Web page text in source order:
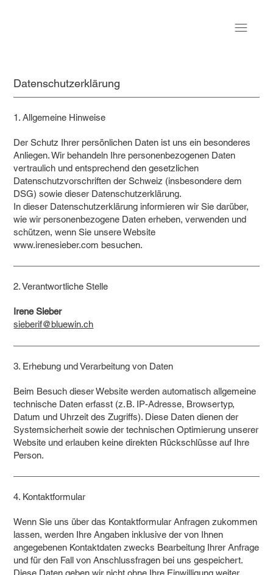
Datenschutzerklärung
1. Allgemeine Hinweise
Der Schutz Ihrer persönlichen Daten ist uns ein besonderes
Anliegen. Wir behandeln Ihre personenbezogenen Daten
vertraulich und entsprechend den gesetzlichen
Datenschutzvorschriften der Schweiz (insbesondere dem
DSG) sowie dieser Datenschutzerklärung.
In dieser Datenschutzerklärung informieren wir Sie darüber,
wie wir personenbezogene Daten erheben, verwenden und
schützen, wenn Sie unsere Website
www.irenesieber.com besuchen.
2. Verantwortliche Stelle
Irene Sieber
sieberif@bluewin.ch
3. Erhebung und Verarbeitung von Daten
Beim Besuch dieser Website werden automatisch allgemeine
technische Daten erfasst (z. B. IP-Adresse, Browsertyp,
Datum und Uhrzeit des Zugriffs). Diese Daten dienen der
Systemsicherheit sowie der technischen Optimierung unserer
Website und erlauben keine direkten Rückschlüsse auf Ihre
Person.
4. Kontaktformular
Wenn Sie uns über das Kontaktformular Anfragen zukommen
lassen, werden Ihre Angaben inklusive der von Ihnen
angegebenen Kontaktdaten zwecks Bearbeitung Ihrer Anfrage
und für den Fall von Anschlussfragen bei uns gespeichert.